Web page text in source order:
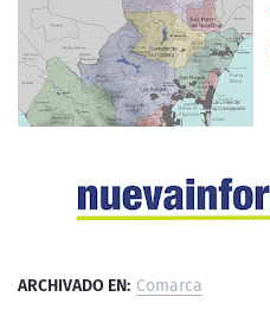
ARCHIVADO EN: Comarca